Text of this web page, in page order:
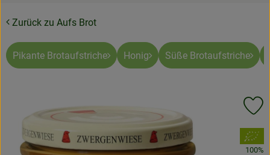
Ökokisten
Bio-Kochboxen
Ökokisten
Saisonthemen
Zurück zu Aufs Brot
Pikante Brotaufstriche Honig Süße Brotaufstriche
, Verband:
100%